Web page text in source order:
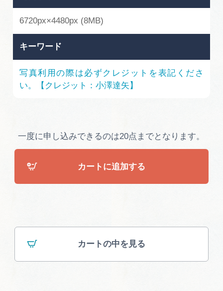
お問い合わせ
運営組織
広告掲載
6720px×4480px (8MB)
キーワード
写真利用の際は必ずクレジットを表記くださ
い。【クレジット：小澤達矢】
一度に申し込みできるのは20点までとなります。
カートに追加する
カートの中を見る